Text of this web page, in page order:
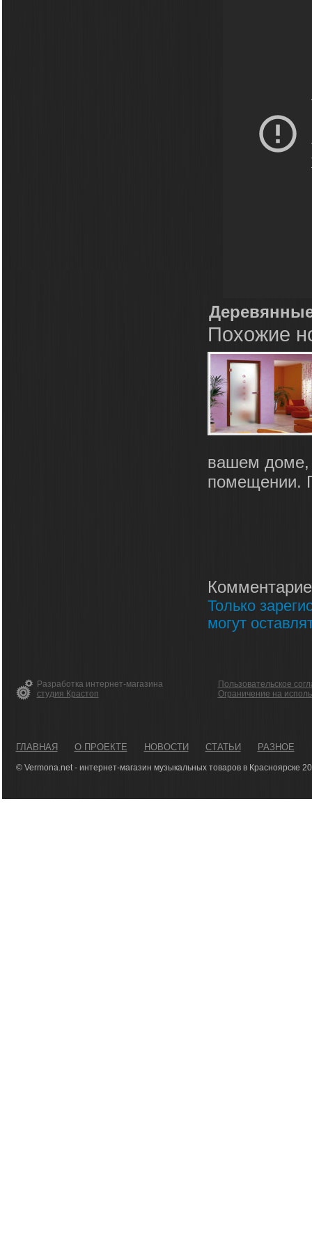
Похожие
вашем
помещении.
Только
могут
Разработка интернет-магазина
студия Крастоп
Пользовательское
Ограничение на
ГЛАВНАЯ О ПРОЕКТЕ НОВОСТИ СТАТЬИ РАЗНОЕ
© Vermona.net - интернет-магазин музыкальных товаров в Красноярске